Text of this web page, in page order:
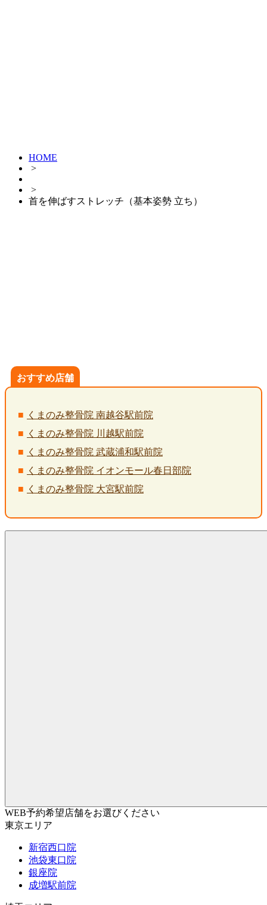
HOME
>
>
首を伸ばすストレッチ（基本姿勢 立ち）
おすすめ店舗
くまのみ整骨院 南越谷駅前院
くまのみ整骨院 川越駅前院
くまのみ整骨院 武蔵浦和駅前院
くまのみ整骨院 イオンモール春日部院
くまのみ整骨院 大宮駅前院
WEB予約希望店舗をお選びください
東京エリア
新宿西口院
池袋東口院
銀座院
成増駅前院